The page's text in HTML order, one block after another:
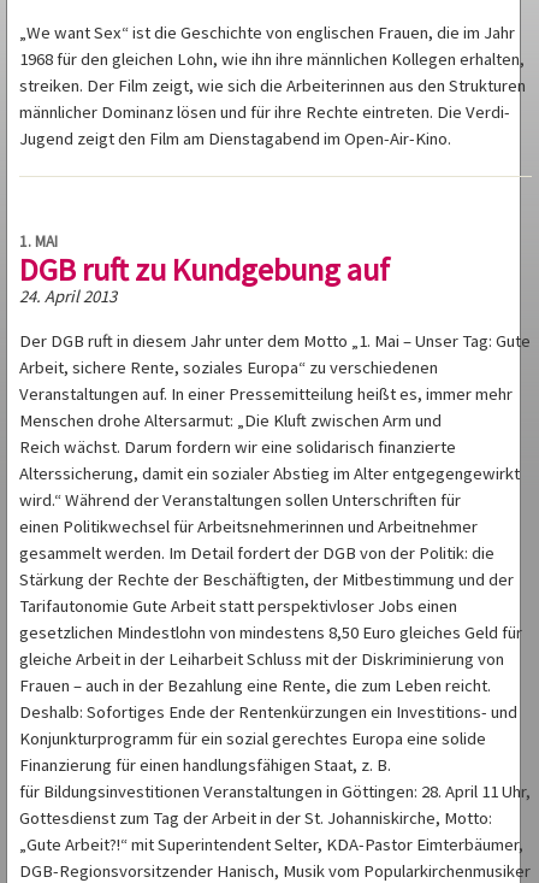
„We want Sex“ ist die Geschichte von englischen Frauen, die im Jahr
1968 für den gleichen Lohn, wie ihn ihre männlichen Kollegen erhalten,
streiken. Der Film zeigt, wie sich die Arbeiterinnen aus den Strukturen
männlicher Dominanz lösen und für ihre Rechte eintreten. Die Verdi-
Jugend zeigt den Film am Dienstagabend im Open-Air-Kino.
1. MAI
DGB ruft zu Kundgebung auf
24. April 2013
Der DGB ruft in diesem Jahr unter dem Motto „1. Mai – Unser Tag: Gute
Arbeit, sichere Rente, soziales Europa“ zu verschiedenen
Veranstaltungen auf. In einer Pressemitteilung heißt es, immer mehr
Menschen drohe Altersarmut: „Die Kluft zwischen Arm und
Reich wächst. Darum fordern wir eine solidarisch finanzierte
Alterssicherung, damit ein sozialer Abstieg im Alter entgegengewirkt
wird.“ Während der Veranstaltungen sollen Unterschriften für
einen Politikwechsel für Arbeitsnehmerinnen und Arbeitnehmer
gesammelt werden. Im Detail fordert der DGB von der Politik: die
Stärkung der Rechte der Beschäftigten, der Mitbestimmung und der
Tarifautonomie Gute Arbeit statt perspektivloser Jobs einen
gesetzlichen Mindestlohn von mindestens 8,50 Euro gleiches Geld für
gleiche Arbeit in der Leiharbeit Schluss mit der Diskriminierung von
Frauen – auch in der Bezahlung eine Rente, die zum Leben reicht.
Deshalb: Sofortiges Ende der Rentenkürzungen ein Investitions- und
Konjunkturprogramm für ein sozial gerechtes Europa eine solide
Finanzierung für einen handlungsfähigen Staat, z. B.
für Bildungsinvestitionen Veranstaltungen in Göttingen: 28. April 11 Uhr,
Gottesdienst zum Tag der Arbeit in der St. Johanniskirche, Motto:
„Gute Arbeit?!“ mit Superintendent Selter, KDA-Pastor Eimterbäumer,
DGB-Regionsvorsitzender Hanisch, Musik vom Popularkirchenmusiker